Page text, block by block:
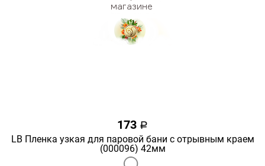
173 a
LB Пленка узкая для паровой бани с отрывным краем
(000096) 42мм